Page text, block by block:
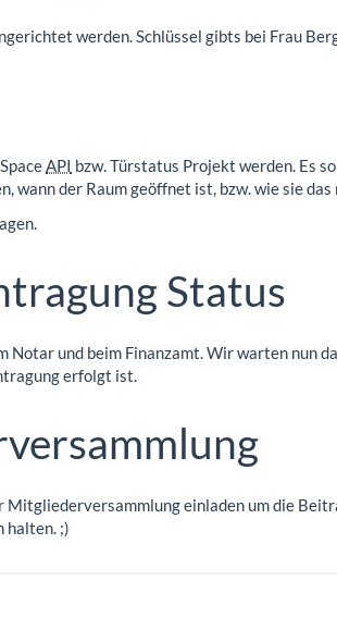
werden. Schlüssel gibts bei Frau
API bzw. Türstatus Projekt werden. Es
wann der Raum geöffnet ist, bzw. wie sie das
Status
Notar und beim Finanzamt. Wir warten nun
erfolgt ist.
Mitgliederversammlung einladen um die
halten. ;)